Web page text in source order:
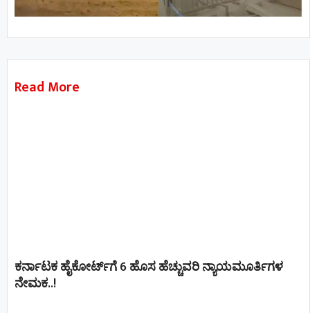
Read More
ಕರ್ನಾಟಕ ಹೈಕೋರ್ಟ್‌ಗೆ 6 ಹೊಸ ಹೆಚ್ಚುವರಿ ನ್ಯಾಯಮೂರ್ತಿಗಳ
ನೇಮಕ..!